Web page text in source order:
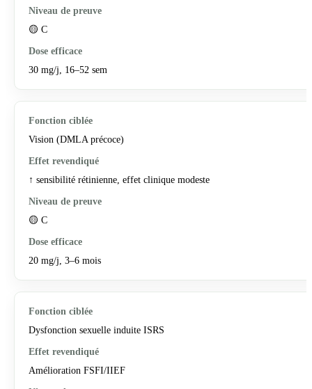
🟡 C
30 mg/j, 16–52 sem
Vision (DMLA précoce)
↑ sensibilité rétinienne, effet clinique modeste
🟡 C
20 mg/j, 3–6 mois
Dysfonction sexuelle induite ISRS
Amélioration FSFI/IIEF